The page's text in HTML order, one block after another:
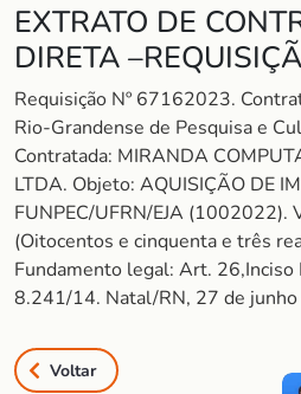
EXTRATO DE
DIRETA
Requisição Nº 67162023.
Rio-Grandense de Pesquisa e
Contratada: MIRANDA
LTDA. Objeto: AQUISIÇÃO DE
FUNPEC/UFRN/EJA (1002022).
(Oitocentos e cinquenta e três
Fundamento legal: Art. 26,Inciso
8.241/14. Natal/RN, 27 de
Voltar